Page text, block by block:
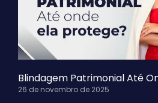
Blindagem Patrimonial Até
26 de novembro de 2025